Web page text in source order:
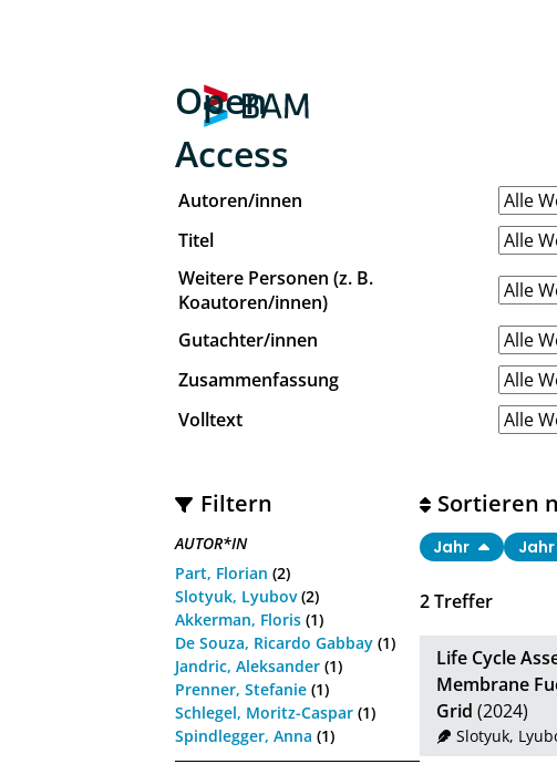
Open
Access
Autoren/innen
Titel
Weitere Personen (z. B.
Koautoren/innen)
Gutachter/innen
Zusammenfassung
Volltext
Filtern
AUTOR*IN
Part, Florian (2)
Slotyuk, Lyubov(2)
Akkerman, Floris (1)
De Souza, Ricardo Gabbay (1)
Jandric, Aleksander (1)
Prenner, Stefanie (1)
Schlegel, Moritz-Caspar (1)
Spindlegger, Anna (1)
2Treffer
Sortieren
Jahr Jahr
Life Cycle
Membrane
Grid (2024)
Slotyuk,